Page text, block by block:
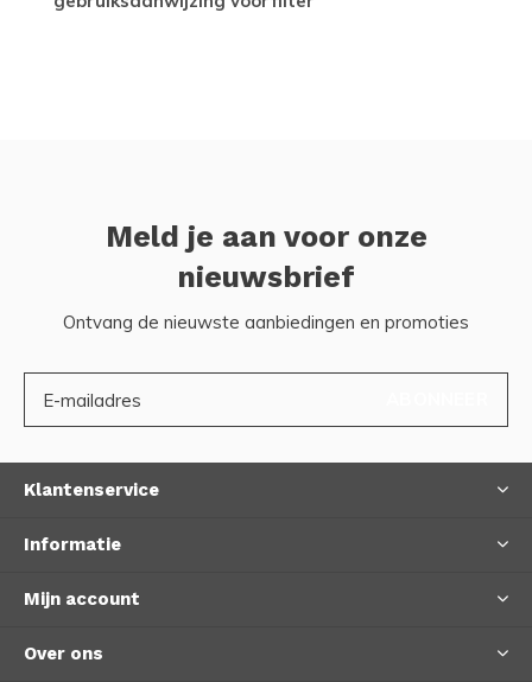
Meld je aan voor onze
nieuwsbrief
Ontvang de nieuwste aanbiedingen en promoties
Klantenservice
Informatie
Mijn account
Over ons